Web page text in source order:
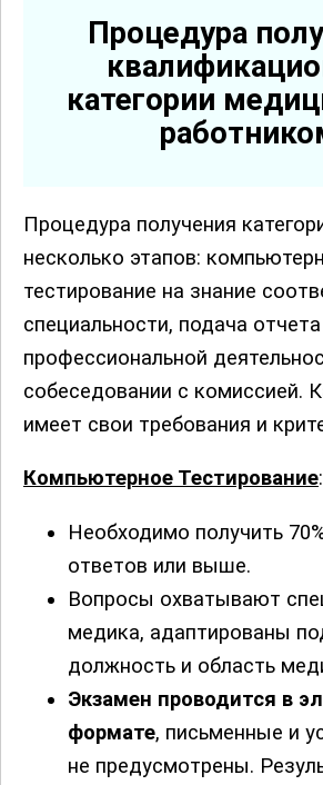
Процедура
категории
Процедура получения
несколько этапов:
тестирование на знание
специальности, подача
профессиональной
собеседовании с комиссией.
имеет свои требования и
Компьютерное Тестирование:
Необходимо получить
ответов или выше.
Вопросы охватывают
медика, адаптированы
должность и область
Экзамен проводится в
формате, письменные и
не предусмотрены.